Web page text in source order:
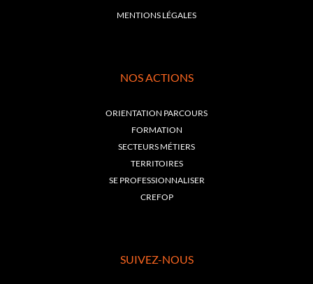
MENTIONS LÉGALES
NOS ACTIONS
ORIENTATION PARCOURS
FORMATION
SECTEURS MÉTIERS
TERRITOIRES
SE PROFESSIONNALISER
CREFOP
SUIVEZ-NOUS